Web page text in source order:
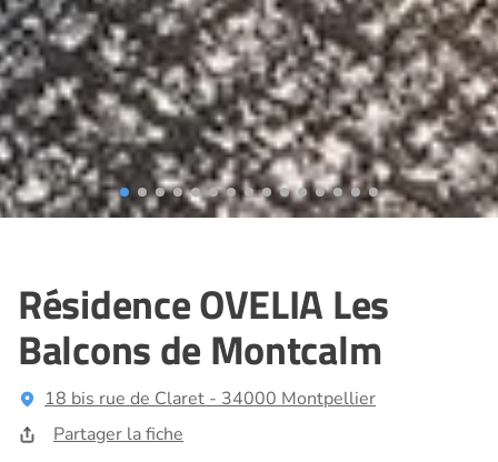
Résidence OVELIA Les
Balcons de Montcalm
18 bis rue de Claret - 34000 Montpellier
Partager la fiche